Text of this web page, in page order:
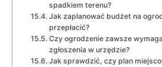
spadkiem terenu?
Jak zaplanować budżet na
przepłacić?
Czy ogrodzenie zawsze
zgłoszenia w urzędzie?
Jak sprawdzić, czy plan